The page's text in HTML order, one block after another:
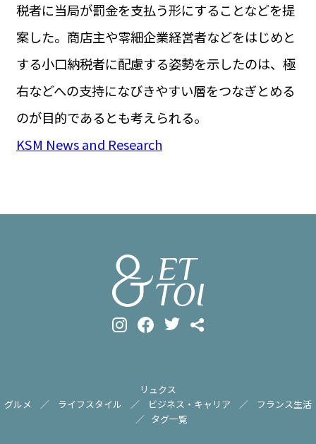
税者に当局が罰金を支払う形にすることなどを提
案した。商店主や零細企業経営者などをはじめと
する小口納税者に配慮する姿勢を示したのは、極
右などへの支持になびきやすい層をつなぎとめる
のが目的であるとも考えられる。
KSM News and Research
リュクス
グルメ
ライフスタイル ビジネス・キャリア
フランス生活
タグ一覧